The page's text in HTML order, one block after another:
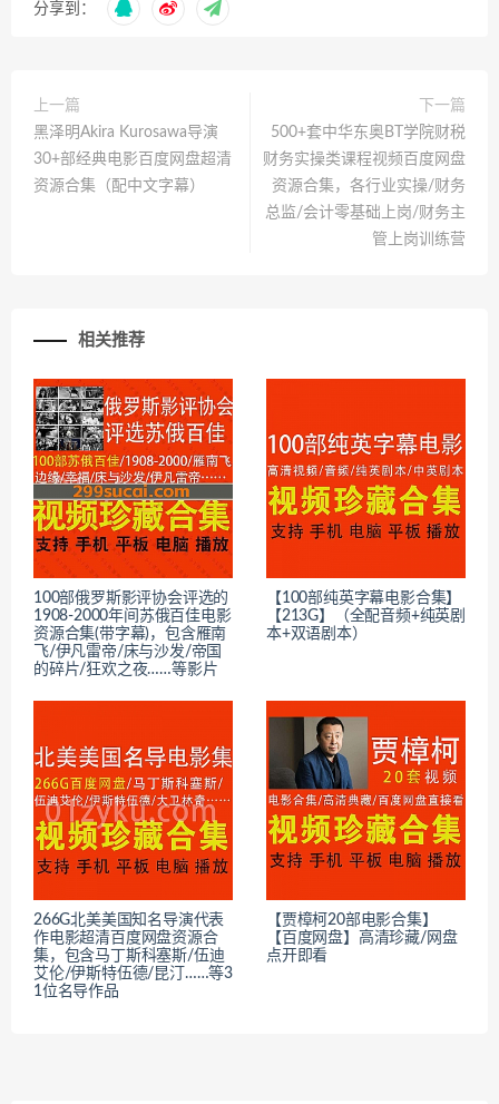
分享到：
上一篇
黑泽明Akira Kurosawa导演
30+部经典电影百度网盘超清
资源合集（配中文字幕）
下一篇
500+套中华东奥BT学院财税
财务实操类课程视频百度网盘
资源合集，各行业实操/财务
总监/会计零基础上岗/财务主
管上岗训练营
相关推荐
100部俄罗斯影评协会评选的
1908-2000年间苏俄百佳电影
资源合集(带字幕)，包含雁南
飞/伊凡雷帝/床与沙发/帝国
的碎片/狂欢之夜……等影片
【100部纯英字幕电影合集】
【213G】（全配音频+纯英剧
本+双语剧本）
266G北美美国知名导演代表
作电影超清百度网盘资源合
集，包含马丁斯科塞斯/伍迪
艾伦/伊斯特伍德/昆汀……等3
1位名导作品
【贾樟柯20部电影合集】
【百度网盘】高清珍藏/网盘
点开即看